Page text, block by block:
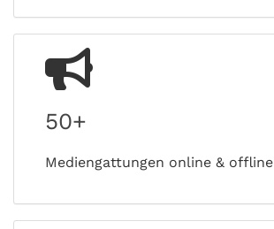
50+
Mediengattungen online & offline